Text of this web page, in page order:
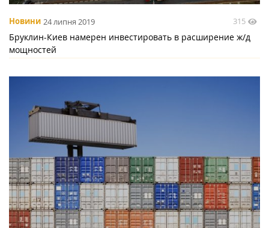
Новини 24 липня 2019 315
Бруклин-Киев намерен инвестировать в расширение ж/д
мощностей